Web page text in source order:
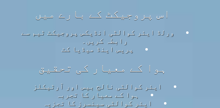
اس پروجیکٹ کے بارے میں
ورلڈ ایئر کوالٹی انڈیکس پروجیکٹ ٹیم سے
رابطہ کریں۔
پریس اینڈ میڈیا کٹ
ہوا کے معیار کی تحقیق
ایئر کوالٹی نالج بیس اور آرٹیکلز
ہوا کے معیار کا تجربہ
ایئر کوالٹی سینسرز کا تجزیہ